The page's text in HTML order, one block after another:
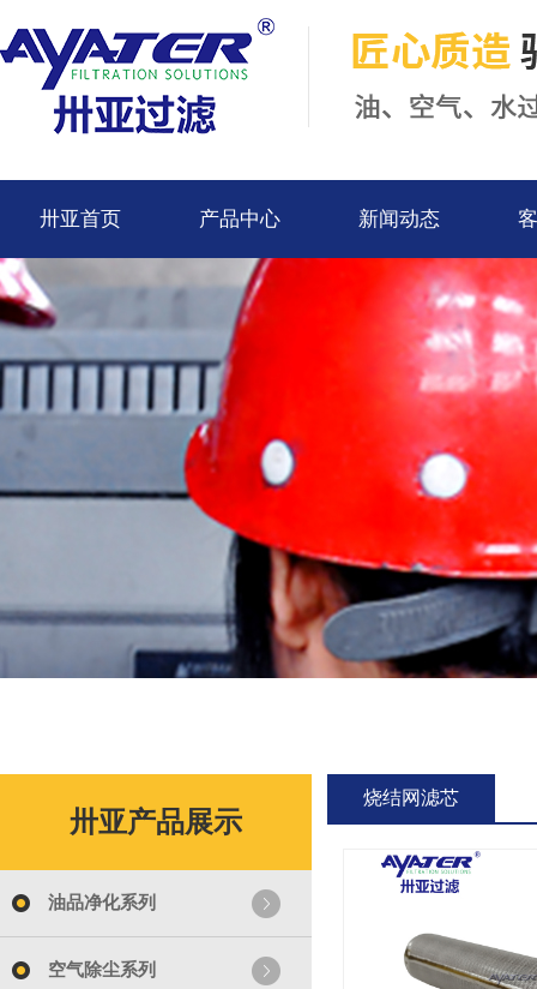
卅亚首页 产品中心 新闻动态
卅亚产品展示
油品净化系列
空气除尘系列
烧结网滤芯